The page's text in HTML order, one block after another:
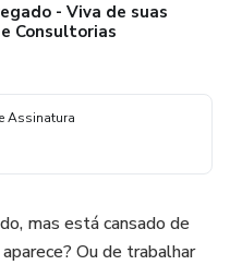
- Viva de suas
Consultorias
Assinatura
mas está cansado de
Ou de trabalhar